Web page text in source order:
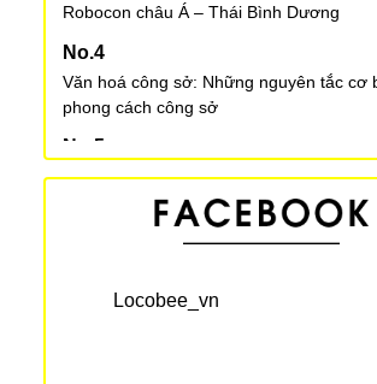
Robocon châu Á – Thái Bình Dương
Văn hoá công sở: Những nguyên tắc cơ
phong cách công sở
Văn hoá công sở - Cách trả lời điện thoại
Một số lưu ý khi nuôi thú cưng tại Nhật
3 quán cà phê trên cây thú vị ở Nhật Bản
Locobee_vn